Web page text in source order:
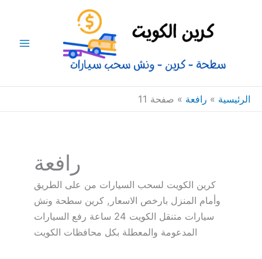
الرئيسية » رافعة » صفحة 11
رافعة
كرين الكويت لسحب السيارات من على الطريق
وأمام المنزل بارخص الاسعار, كرين سطحة ونش
سيارات متنقل الكويت 24 ساعة رفع السيارات
المدعومة والمعطلة بكل محافظات الكويت